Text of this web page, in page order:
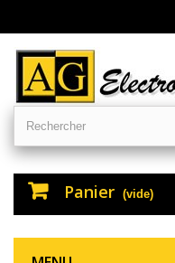
Panier (vide)